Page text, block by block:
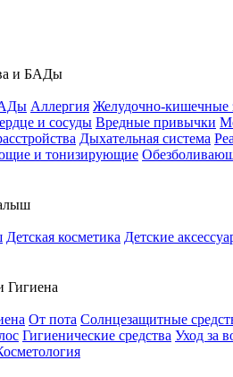
и БАДы
Аллергия Желудочно-кишечные
и сосуды Вредные привычки
Дыхательная система
и тонизирующие
Детская косметика Детские
Гигиена
От пота Солнцезащитные
Гигиенические средства Уход за